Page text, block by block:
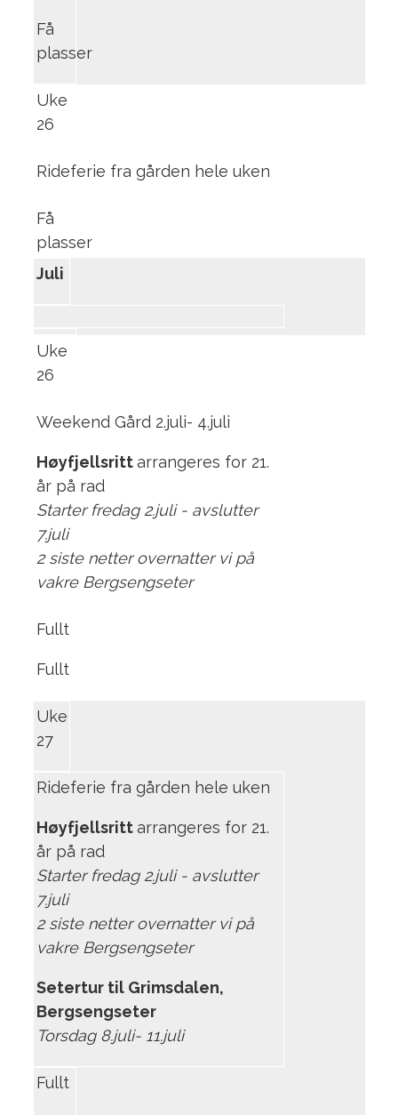
Få
plasser
Uke
26
Rideferie fra gården hele uken
Få
plasser
Juli
Uke
26
Weekend Gård 2.juli- 4.juli
Høyfjellsrittarrangeres for 21.
år på rad
Starter fredag 2.juli - avslutter
7.juli
2 siste netter overnatter vi på
vakre Bergsengseter
Fullt
Fullt
Uke
27
Rideferie fra gården hele uken
Høyfjellsrittarrangeres for 21.
år på rad
Starter fredag 2.juli - avslutter
7.juli
2 siste netter overnatter vi på
vakre Bergsengseter
Setertur til Grimsdalen,
Bergsengseter
Torsdag 8.juli- 11.juli
Fullt